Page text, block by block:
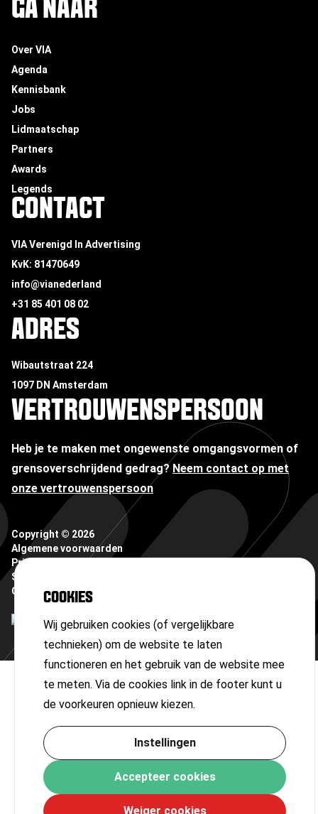
COOKIES
Wij gebruiken cookies (of vergelijkbare
technieken) om de website te laten
functioneren en het gebruik van de website mee
te meten. Via de cookies link in de footer kunt u
de voorkeuren opnieuw kiezen.
Instellingen
Accepteer cookies
Weiger cookies
GA NAAR
Over VIA
Agenda
Kennisbank
Jobs
Lidmaatschap
Partners
Awards
Legends
CONTACT
VIA Verenigd In Advertising
KvK: 81470649
info@vianederland
+31 85 401 08 02
ADRES
Wibautstraat 224
1097 DN Amsterdam
VERTROUWENSPERSOON
Heb je te maken met ongewenste omgangsvormen of
grensoverschrijdend gedrag? Neem contact op met
onze vertrouwenspersoon
Copyright © 2026
Algemene voorwaarden
Privacyverklaring
Sitemap
Cookies